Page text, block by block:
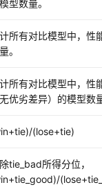
型数量。
所有对比模型中，性
。
所有对比模型中，性
无优劣差异）的模型数
(lose+tie)
tie_bad所得分位，